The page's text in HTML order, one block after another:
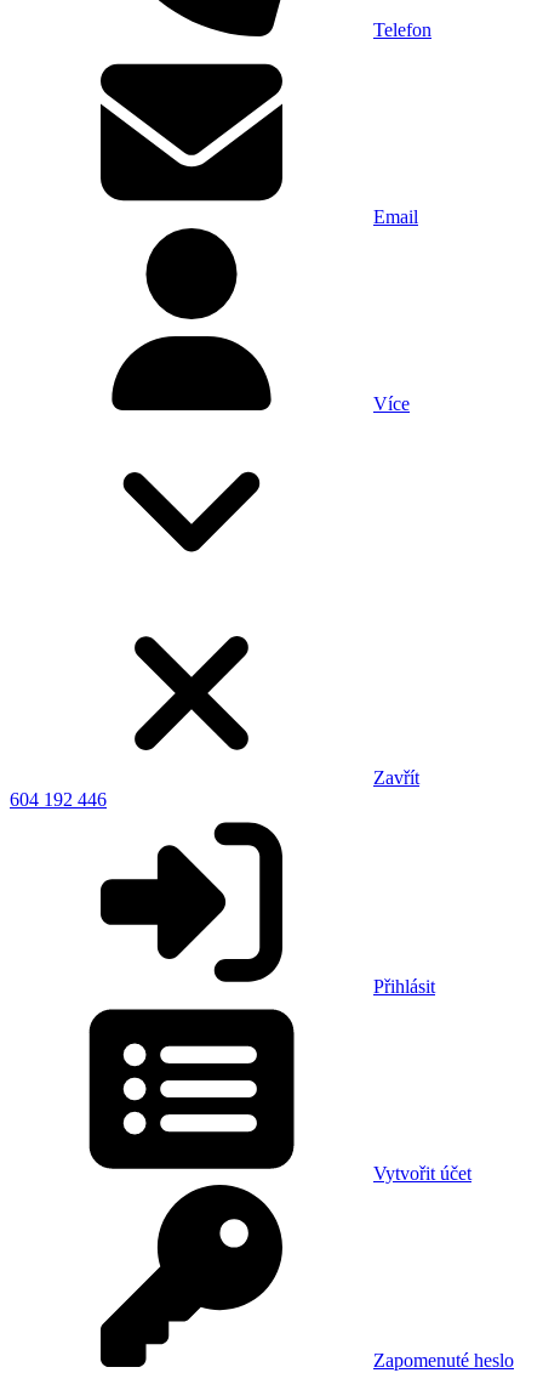
Telefon
Email
Více
Zavřít
604 192 446
Přihlásit
Vytvořit účet
Zapomenuté heslo